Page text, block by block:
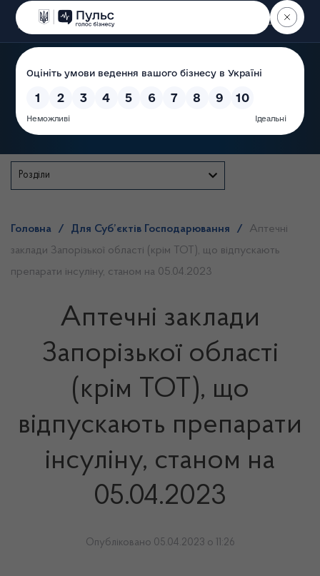
Пошук
Розділи
Головна / Для Суб’єктів Господарювання /
Аптечні
заклади Запорізької області (крім ТОТ), що відпускають
препарати інсуліну, станом на 05.04.2023
Аптечні заклади
Запорізької області
(крім ТОТ), що
відпускають препарати
інсуліну, станом на
05.04.2023
Опубліковано 05.04.2023 о 11:26